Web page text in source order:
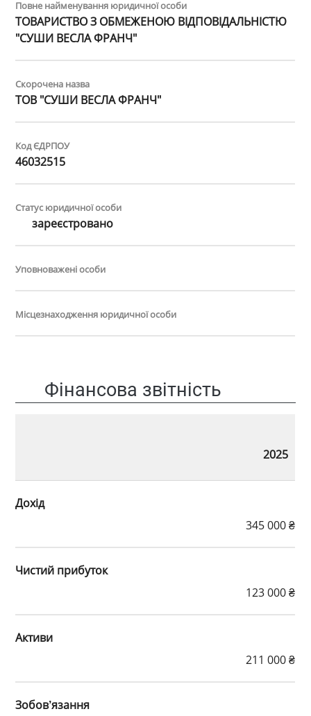
Повне найменування юридичної особи
ТОВАРИСТВО З ОБМЕЖЕНОЮ ВІДПОВІДАЛЬНІСТЮ
"СУШИ ВЕСЛА ФРАНЧ"
Скорочена назва
ТОВ "СУШИ ВЕСЛА ФРАНЧ"
Код ЄДРПОУ
46032515
Статус юридичної особи
зареєстровано
Уповноважені особи
Місцезнаходження юридичної особи
Фінансова звітність
2025
Дохід
345 000 ₴
Чистий прибуток
123 000 ₴
Активи
211 000 ₴
Зобов’язання